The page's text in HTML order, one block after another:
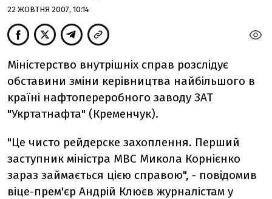
22 ЖОВТНЯ 2007, 10:14
Міністерство внутрішніх справ розслідує
обставини зміни керівництва найбільшого в
країні нафтопереробного заводу ЗАТ
"Укртатнафта" (Кременчук).
"Це чисто рейдерске захоплення. Перший
заступник міністра МВС Микола Корнієнко
зараз займається цією справою", - повідомив
віце-прем'єр Андрій Клюєв журналістам у